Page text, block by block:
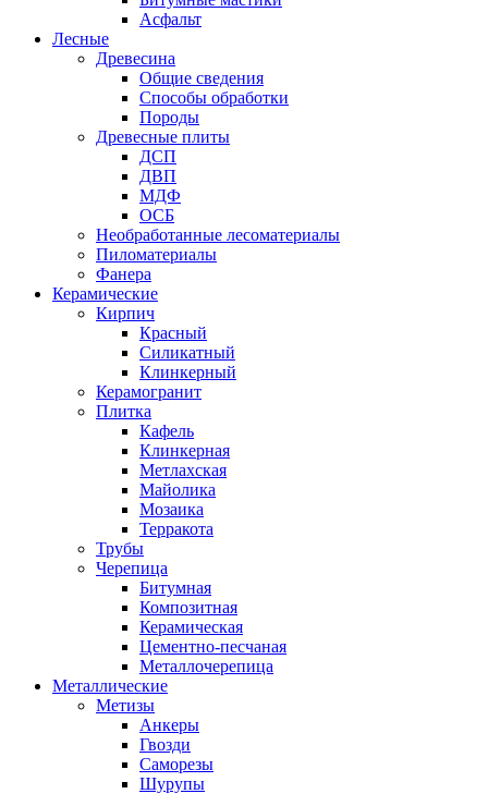
Асфальт
Лесные
Древесина
Общие сведения
Способы обработки
Породы
Древесные плиты
ДСП
ДВП
МДФ
ОСБ
Необработанные лесоматериалы
Пиломатериалы
Фанера
Керамические
Кирпич
Красный
Силикатный
Клинкерный
Керамогранит
Плитка
Кафель
Клинкерная
Метлахская
Майолика
Мозаика
Терракота
Трубы
Черепица
Битумная
Композитная
Керамическая
Цементно-песчаная
Металлочерепица
Металлические
Метизы
Анкеры
Гвозди
Саморезы
Шурупы